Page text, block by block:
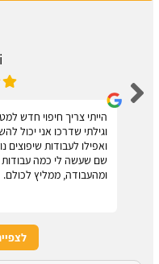
הייתי צריך חיפוי חדש
וגילתי שדרכו אני יכול
ואפילו לעבודות
שם שעשה לי כמה
ומהעבודה, ממליץ לכולם.